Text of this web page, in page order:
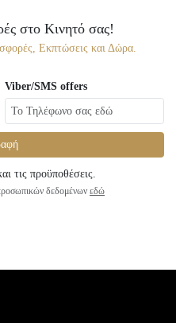
στο Κινητό σας!
Εκπτώσεις και Δώρα.
Viber/SMS offers
τις προϋποθέσεις.
δεδομένων εδώ